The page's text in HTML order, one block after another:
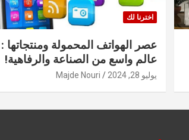
اخترنا لك
عصر الهواتف المحمولة ومنتجاتها :
عالم واسع من الصناعة والرفاهية!
يوليو 28, 2024 Majde Nouri